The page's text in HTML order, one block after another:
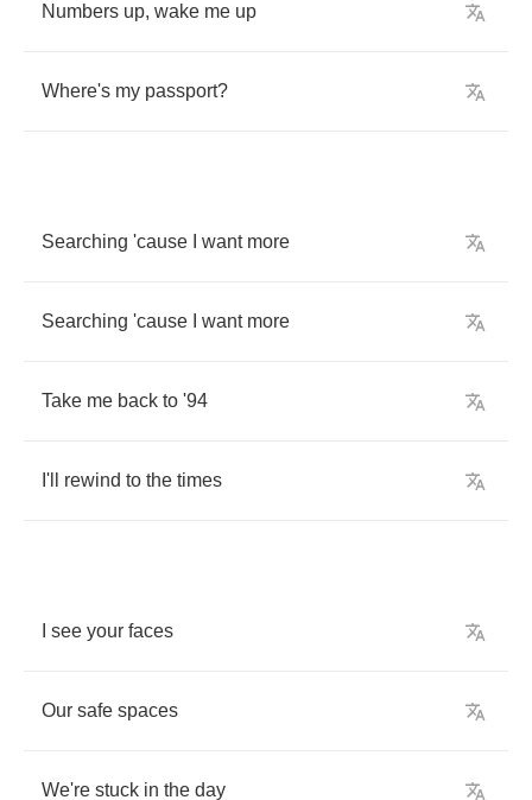
Numbers up, wake me up
Where's my passport?
Searching 'cause want more
Searching 'cause want more
Take me back to '94
I'll rewind to the times
see your faces
Our safe spaces
We're stuck in the day